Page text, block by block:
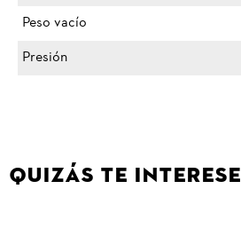
Peso vacío
Presión
QUIZÁS TE INTERESE